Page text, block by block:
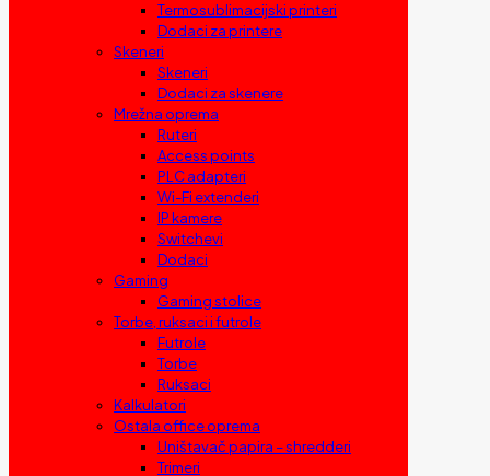
Termosublimacijski printeri
Dodaci za printere
Skeneri
Skeneri
Dodaci za skenere
Mrežna oprema
Ruteri
Access points
PLC adapteri
Wi-Fi extenderi
IP kamere
Switchevi
Dodaci
Gaming
Gaming stolice
Torbe, ruksaci i futrole
Futrole
Torbe
Ruksaci
Kalkulatori
Ostala office oprema
Uništavač papira – shredderi
Trimeri